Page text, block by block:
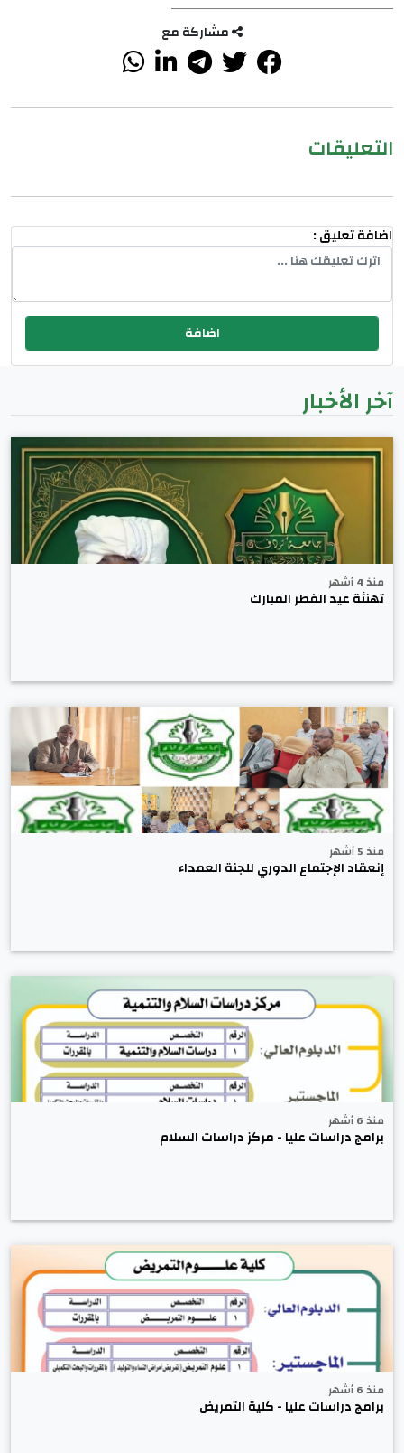
مشاركة مع
التعليقات
اضافة تعليق :
آخر الأخبار
منذ 4 أشهر
تهنئة عيد الفطر المبارك
منذ 5 أشهر
إنعقاد الإجتماع الدوري للجنة العمداء
منذ 6 أشهر
برامج دراسات عليا - مركز دراسات السلام
منذ 6 أشهر
برامج دراسات عليا - كلية التمريض